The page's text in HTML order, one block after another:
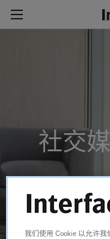
社交
我们使用 Cookie 以允许我